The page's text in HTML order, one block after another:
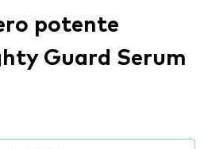
potente
Guard Serum